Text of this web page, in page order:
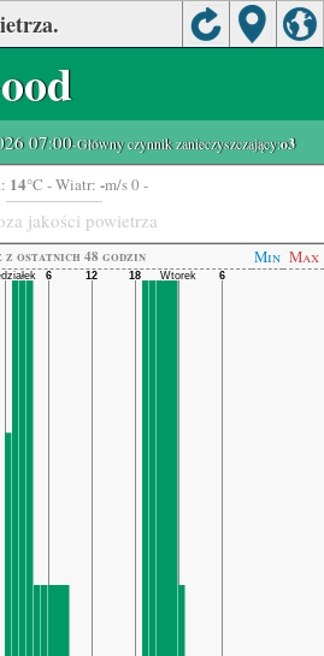
07:00-Główny czynnik zanieczyszczający:o3
14°C - Wiatr: -m/s 0 -
jakości powietrza
z ostatnich 48 godzin Min Max